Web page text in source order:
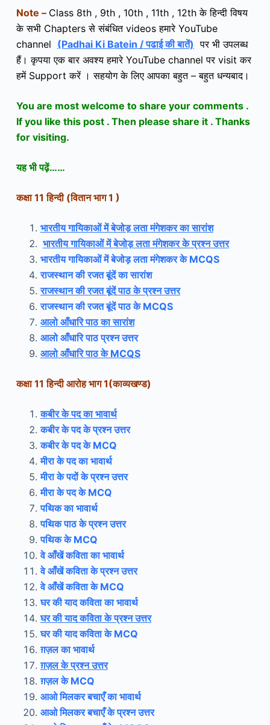
Note – Class 8th , 9th , 10th , 11th , 12th के हिन्दी विषय
के सभी Chapters से संबंधित videos हमारे YouTube
channel (Padhai Ki Batein / पढाई की बातें) पर भी उपलब्ध
हैं। कृपया एक बार अवश्य हमारे YouTube channel पर visit कर
हमें Support करें । सहयोग के लिए आपका बहुत – बहुत धन्यबाद।
You are most welcome to share your comments .
If you like this post . Then please share it . Thanks
for visiting.
यह भी पढ़ें……
कक्षा 11 हिन्दी (वितान भाग 1 )
भारतीय गायिकाओं में बेजोड़ लता मंगेशकर का सारांश
भारतीय गायिकाओं में बेजोड़ लता मंगेशकर के प्रश्न उत्तर
भारतीय गायिकाओं में बेजोड़ लता मंगेशकर के MCQS
राजस्थान की रजत बूंदें का सारांश
राजस्थान की रजत बूंदें पाठ के प्रश्न उत्तर
राजस्थान की रजत बूंदें पाठ के MCQS
आलो आँधारि पाठ का सारांश
आलो आँधारि पाठ प्रश्न उत्तर
आलो आँधारि पाठ के MCQS
कक्षा 11 हिन्दी आरोह भाग 1(काव्यखण्ड)
कबीर के पद का भावार्थ
कबीर के पद के प्रश्न उत्तर
कबीर के पद के MCQ
मीरा के पद का भावार्थ
मीरा के पदों के प्रश्न उत्तर
मीरा के पद के MCQ
पथिक का भावार्थ
पथिक पाठ के प्रश्न उत्तर
पथिक के MCQ
वे आँखें कविता का भावार्थ
वे आँखें कविता के प्रश्न उत्तर
वे आँखें कविता के MCQ
घर की याद कविता का भावार्थ
घर की याद कविता के प्रश्न उत्तर
घर की याद कविता के MCQ
ग़ज़ल का भावार्थ
ग़ज़ल के प्रश्न उत्तर
ग़ज़ल के MCQ
आओ मिलकर बचाएँ का भावार्थ
आओ मिलकर बचाएँ के प्रश्न उत्तर